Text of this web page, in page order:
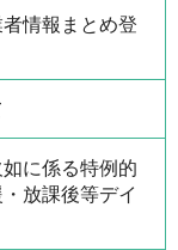
情報まとめ登
に係る特例的
放課後等デイ